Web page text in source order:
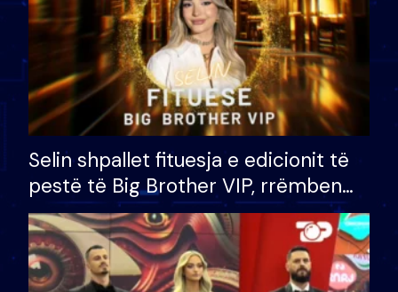
Selin shpallet fituesja e edicionit të
pestë të Big Brother VIP, rrëmben
çmimin e madh prej 100 mijë eurosh